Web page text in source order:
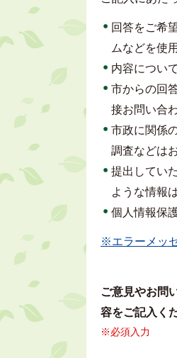
回答をご希
ムなどを使
内容につい
市からの回
接お問い合
市政に関係
調査などは
提出してい
ような情報
個人情報保
※エラーメッ
ご意見やお問
容をご記入く
※必須入力